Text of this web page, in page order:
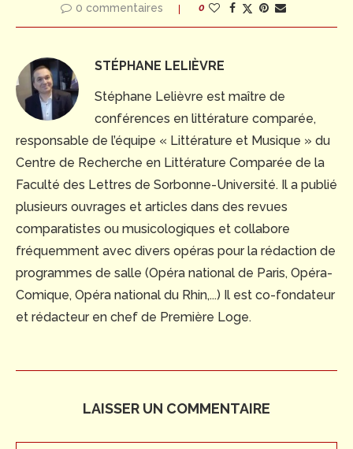
0 commentaires 0
STÉPHANE LELIÈVRE
Stéphane Lelièvre est maître de
conférences en littérature comparée,
responsable de l’équipe « Littérature et Musique » du
Centre de Recherche en Littérature Comparée de la
Faculté des Lettres de Sorbonne-Université. Il a publié
plusieurs ouvrages et articles dans des revues
comparatistes ou musicologiques et collabore
fréquemment avec divers opéras pour la rédaction de
programmes de salle (Opéra national de Paris, Opéra-
Comique, Opéra national du Rhin,...) Il est co-fondateur
et rédacteur en chef de Première Loge.
LAISSER UN COMMENTAIRE